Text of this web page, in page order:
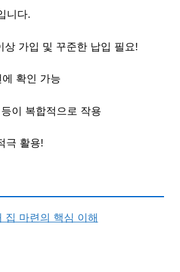
니다.
상 가입 및 꾸준한 납입 필요!
에 확인 가능
이 복합적으로 작용
극 활용!
집 마련의 핵심 이해